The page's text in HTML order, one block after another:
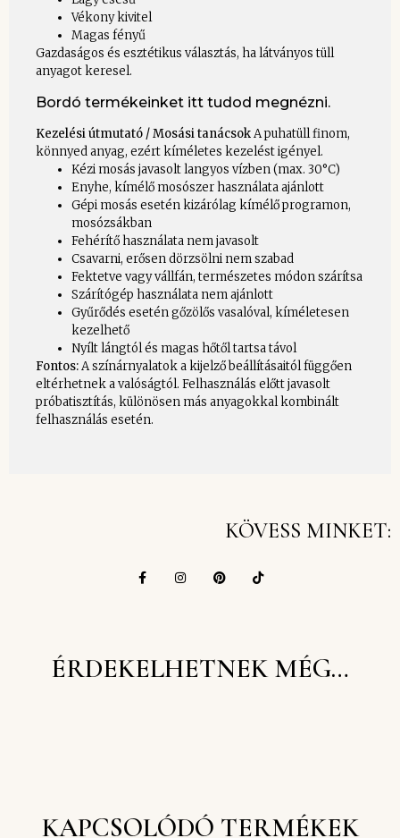
Vékony kivitel
Magas fényű
Gazdaságos és esztétikus választás, ha látványos tüll
anyagot keresel.
Bordó termékeinket itt tudod megnézni.
Kezelési útmutató / Mosási tanácsokA puhatüll finom,
könnyed anyag, ezért kíméletes kezelést igényel.
Kézi mosás javasolt langyos vízben (max. 30°C)
Enyhe, kímélő mosószer használata ajánlott
Gépi mosás esetén kizárólag kímélő programon,
mosózsákban
Fehérítő használata nem javasolt
Csavarni, erősen dörzsölni nem szabad
Fektetve vagy vállfán, természetes módon szárítsa
Szárítógép használata nem ajánlott
Gyűrődés esetén gőzölős vasalóval, kíméletesen
kezelhető
Nyílt lángtól és magas hőtől tartsa távol
Fontos:A színárnyalatok a kijelző beállításaitól függően
eltérhetnek a valóságtól. Felhasználás előtt javasolt
próbatisztítás, különösen más anyagokkal kombinált
felhasználás esetén.
KÖVESS MINKET:
ÉRDEKELHETNEK MÉG…
KAPCSOLÓDÓ TERMÉKEK